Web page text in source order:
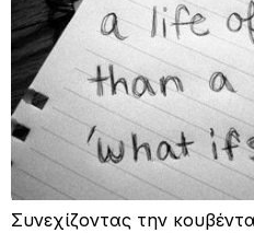
Συνεχίζοντας την